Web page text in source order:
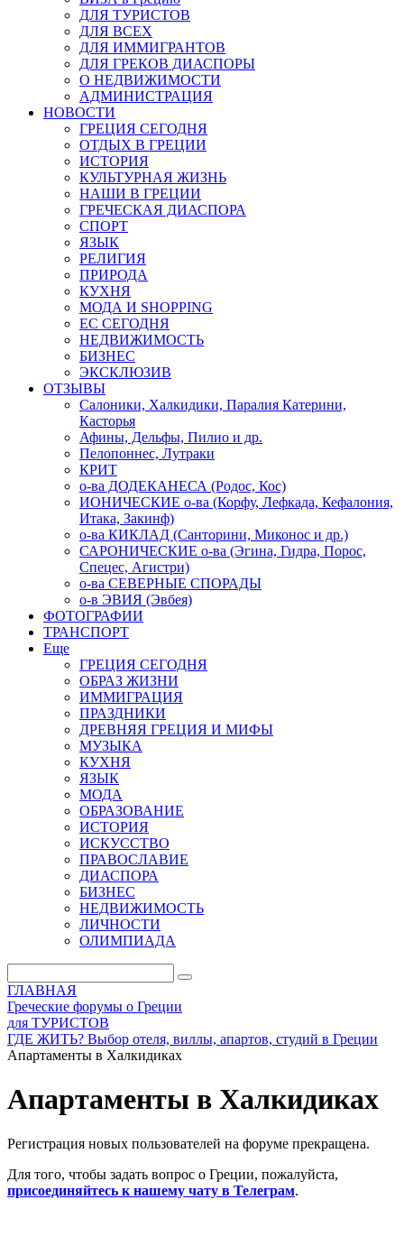
ДЛЯ ТУРИСТОВ
ДЛЯ ВСЕХ
ДЛЯ ИММИГРАНТОВ
ДЛЯ ГРЕКОВ ДИАСПОРЫ
О НЕДВИЖИМОСТИ
АДМИНИСТРАЦИЯ
НОВОСТИ
ГРЕЦИЯ СЕГОДНЯ
ОТДЫХ В ГРЕЦИИ
ИСТОРИЯ
КУЛЬТУРНАЯ ЖИЗНЬ
НАШИ В ГРЕЦИИ
ГРЕЧЕСКАЯ ДИАСПОРА
СПОРТ
ЯЗЫК
РЕЛИГИЯ
ПРИРОДА
КУХНЯ
МОДА И SHOPPING
ЕС СЕГОДНЯ
НЕДВИЖИМОСТЬ
БИЗНЕС
ЭКСКЛЮЗИВ
ОТЗЫВЫ
Салоники, Халкидики, Паралия Катерини,
Касторья
Афины, Дельфы, Пилио и др.
Пелопоннес, Лутраки
КРИТ
о-ва ДОДЕКАНЕСА (Родос, Кос)
ИОНИЧЕСКИЕ о-ва (Корфу, Лефкада, Кефалония,
Итака, Закинф)
о-ва КИКЛАД (Санторини, Миконос и др.)
САРОНИЧЕСКИЕ о-ва (Эгина, Гидра, Порос,
Спецес, Агистри)
о-ва СЕВЕРНЫЕ СПОРАДЫ
о-в ЭВИЯ (Эвбея)
ФОТОГРАФИИ
ТРАНСПОРТ
Еще
ГРЕЦИЯ СЕГОДНЯ
ОБРАЗ ЖИЗНИ
ИММИГРАЦИЯ
ПРАЗДНИКИ
ДРЕВНЯЯ ГРЕЦИЯ И МИФЫ
МУЗЫКА
КУХНЯ
ЯЗЫК
МОДА
ОБРАЗОВАНИЕ
ИСТОРИЯ
ИСКУССТВО
ПРАВОСЛАВИЕ
ДИАСПОРА
БИЗНЕС
НЕДВИЖИМОСТЬ
ЛИЧНОСТИ
ОЛИМПИАДА
ГЛАВНАЯ
Греческие форумы о Греции
для ТУРИСТОВ
ГДЕ ЖИТЬ? Выбор отеля, виллы, апартов, студий в Греции
Апартаменты в Халкидиках
Апартаменты в Халкидиках
Регистрация новых пользователей на форуме прекращена.
Для того, чтобы задать вопрос о Греции, пожалуйста,
присоединяйтесь к нашему чату в Телеграм.